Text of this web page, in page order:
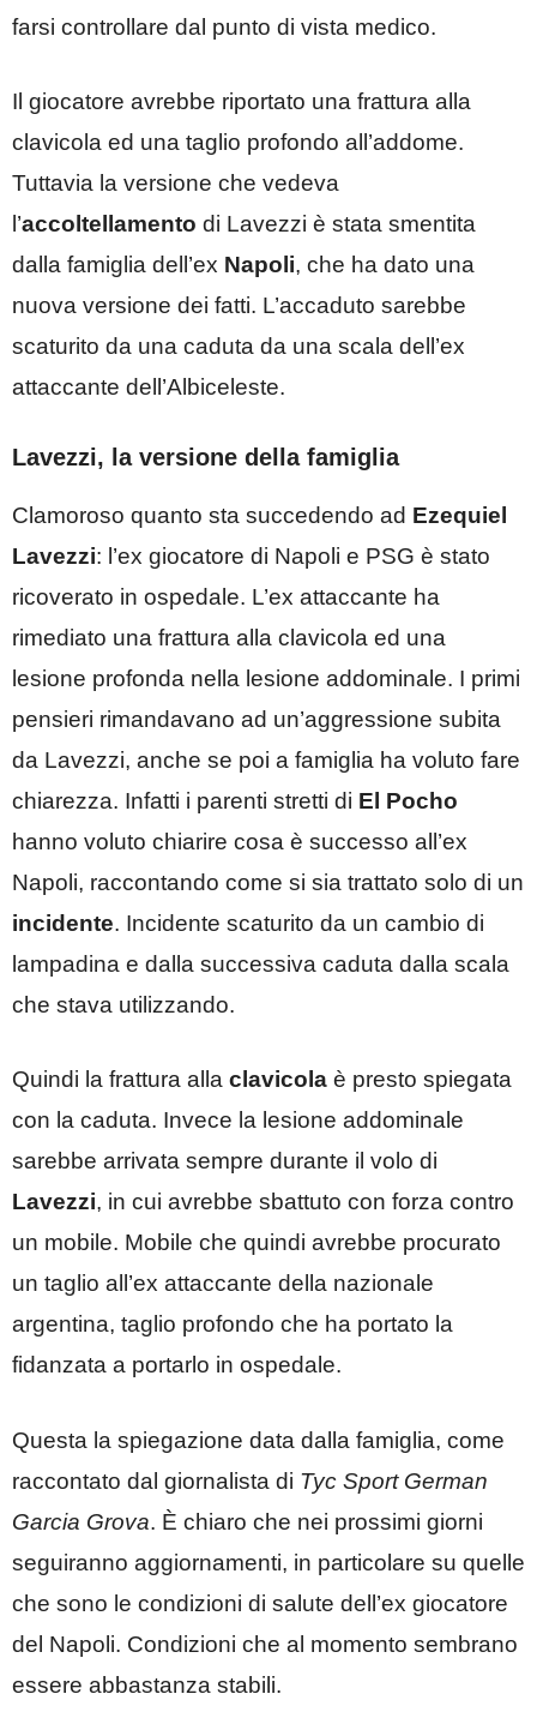
farsi controllare dal punto di vista medico.
Il giocatore avrebbe riportato una frattura alla
clavicola ed una taglio profondo all’addome.
Tuttavia la versione che vedeva
l’accoltellamento di Lavezzi è stata smentita
dalla famiglia dell’ex Napoli, che ha dato una
nuova versione dei fatti. L’accaduto sarebbe
scaturito da una caduta da una scala dell’ex
attaccante dell’Albiceleste.
Lavezzi, la versione della famiglia
Clamoroso quanto sta succedendo ad Ezequiel
Lavezzi: l’ex giocatore di Napoli e PSG è stato
ricoverato in ospedale. L’ex attaccante ha
rimediato una frattura alla clavicola ed una
lesione profonda nella lesione addominale. I primi
pensieri rimandavano ad un’aggressione subita
da Lavezzi, anche se poi a famiglia ha voluto fare
chiarezza. Infatti i parenti stretti di El Pocho
hanno voluto chiarire cosa è successo all’ex
Napoli, raccontando come si sia trattato solo di un
incidente. Incidente scaturito da un cambio di
lampadina e dalla successiva caduta dalla scala
che stava utilizzando.
Quindi la frattura alla clavicola è presto spiegata
con la caduta. Invece la lesione addominale
sarebbe arrivata sempre durante il volo di
Lavezzi, in cui avrebbe sbattuto con forza contro
un mobile. Mobile che quindi avrebbe procurato
un taglio all’ex attaccante della nazionale
argentina, taglio profondo che ha portato la
fidanzata a portarlo in ospedale.
Questa la spiegazione data dalla famiglia, come
raccontato dal giornalista di Tyc Sport German
Garcia Grova. È chiaro che nei prossimi giorni
seguiranno aggiornamenti, in particolare su quelle
che sono le condizioni di salute dell’ex giocatore
del Napoli. Condizioni che al momento sembrano
essere abbastanza stabili.